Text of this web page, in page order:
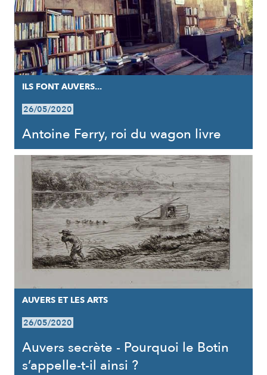
ILS FONT AUVERS...
26/05/2020
Antoine Ferry, roi du wagon livre
AUVERS ET LES ARTS
26/05/2020
Auvers secrète - Pourquoi le Botin
s’appelle-t-il ainsi ?